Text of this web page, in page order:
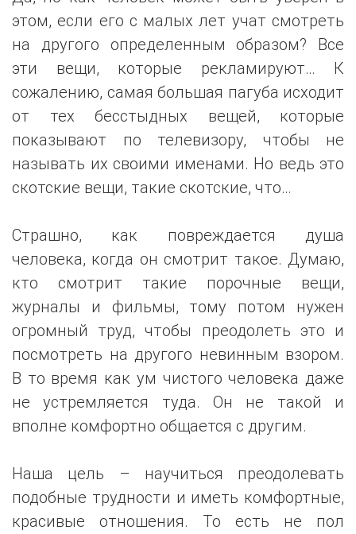
этом, если его с малых лет учат смотреть
на другого определенным образом? Все
эти вещи, которые рекламируют… К
сожалению, самая большая пагуба исходит
от тех бесстыдных вещей, которые
показывают по телевизору, чтобы не
называть их своими именами. Но ведь это
скотские вещи, такие скотские, что…
Страшно, как повреждается душа
человека, когда он смотрит такое. Думаю,
кто смотрит такие порочные вещи,
журналы и фильмы, тому потом нужен
огромный труд, чтобы преодолеть это и
посмотреть на другого невинным взором.
В то время как ум чистого человека даже
не устремляется туда. Он не такой и
вполне комфортно общается с другим.
Наша цель – научиться преодолевать
подобные трудности и иметь комфортные,
красивые отношения. То есть не пол